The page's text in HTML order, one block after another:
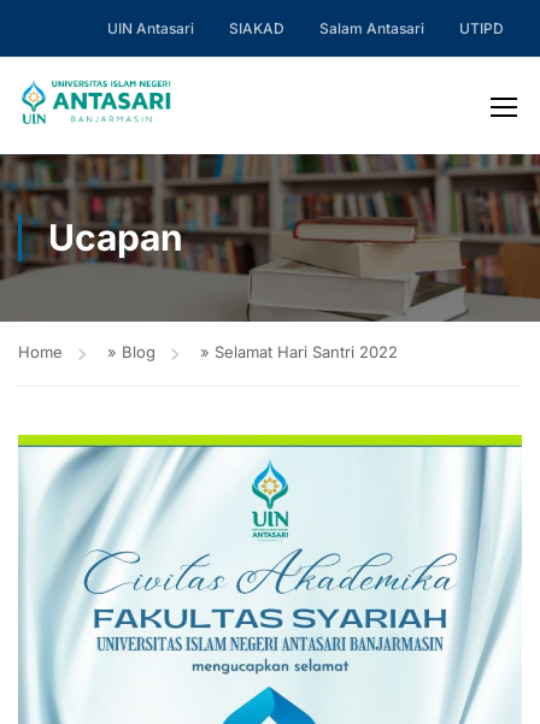
UIN Antasari SIAKAD Salam Antasari UTIPD
Ucapan
Home » Blog » Selamat Hari Santri 2022